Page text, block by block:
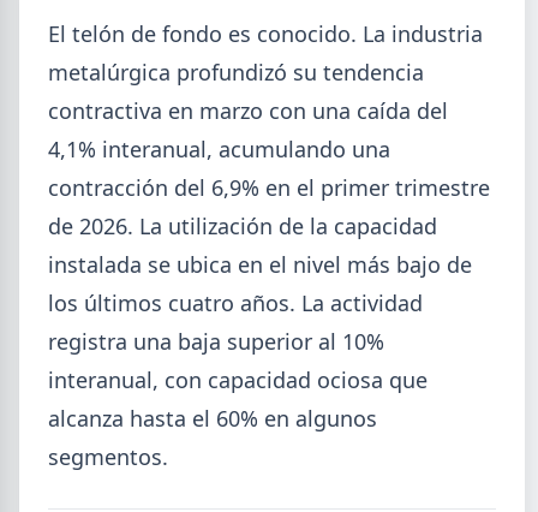
UOM 2026-08-04
Paritaria UOM agosto 2026: sin
acuerdo, siguen vigentes los
valores de abril
UOM y cámaras metalúrgicas no cerraron la
paritaria. Agosto se liquida con los valores de abril:
El telón de fondo es conocido. La industria
metalúrgica profundizó su tendencia
contractiva en marzo con una caída del
4,1% interanual, acumulando una
contracción del 6,9% en el primer trimestre
de 2026. La utilización de la capacidad
instalada se ubica en el nivel más bajo de
los últimos cuatro años. La actividad
registra una baja superior al 10%
interanual, con capacidad ociosa que
alcanza hasta el 60% en algunos
segmentos.